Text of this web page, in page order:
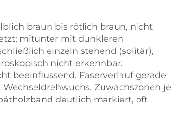
braun bis rötlich braun, nicht
mitunter mit dunkleren
einzeln stehend (solitär),
nicht erkennbar.
beeinflussend. Faserverlauf gerade
Zuwachszonen je
deutlich markiert, oft